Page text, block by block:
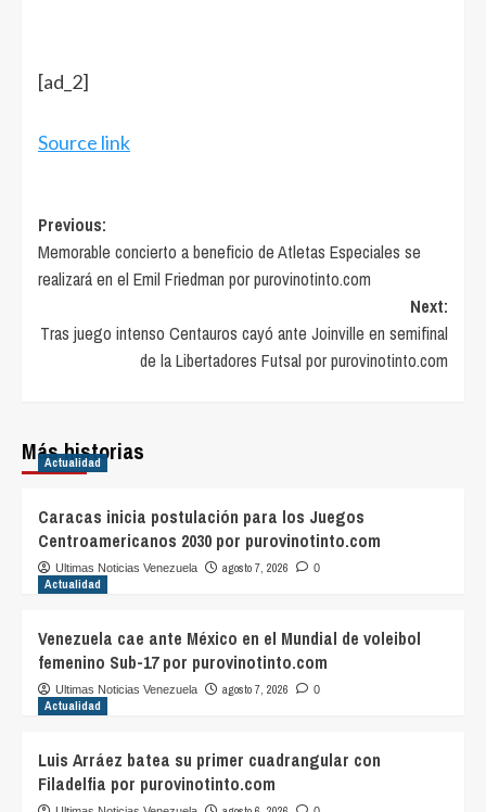
[ad_2]
Source link
Post
navigation
Previous:
Memorable concierto a beneficio de Atletas Especiales se
realizará en el Emil Friedman por purovinotinto.com
Next:
Tras juego intenso Centauros cayó ante Joinville en semifinal
de la Libertadores Futsal por purovinotinto.com
Más historias
Actualidad
Caracas inicia postulación para los Juegos
Centroamericanos 2030 por purovinotinto.com
Ultimas Noticias Venezuela agosto 7, 2026 0
Actualidad
Venezuela cae ante México en el Mundial de voleibol
femenino Sub-17 por purovinotinto.com
Ultimas Noticias Venezuela agosto 7, 2026 0
Actualidad
Luis Arráez batea su primer cuadrangular con
Filadelfia por purovinotinto.com